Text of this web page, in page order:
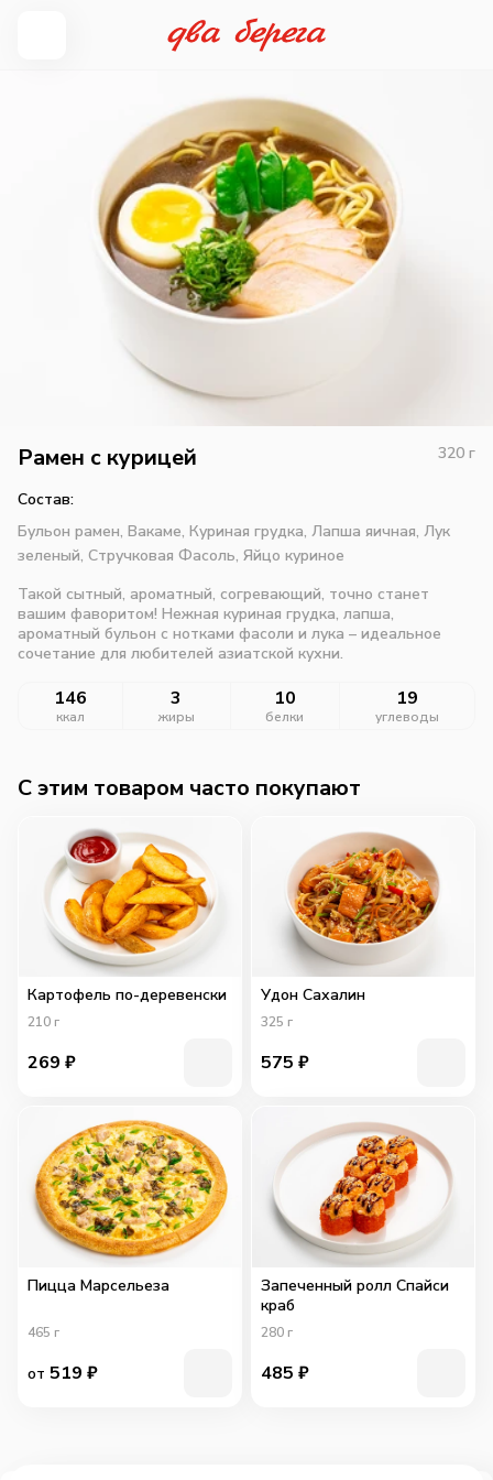
Рамен с курицей 320 г
Состав:
Бульон рамен, Вакаме, Куриная грудка, Лапша яичная, Лук
зеленый, Стручковая Фасоль, Яйцо куриное
Такой сытный, ароматный, согревающий, точно станет
вашим фаворитом! Нежная куриная грудка, лапша,
ароматный бульон с нотками фасоли и лука – идеальное
сочетание для любителей азиатской кухни.
146
ккал
3
жиры
10
белки
19
углеводы
C этим товаром часто покупают
Картофель по-деревенски
210 г
269 ₽
Удон Сахалин
325 г
575 ₽
Пицца Марсельеза
465 г
от 519 ₽
Запеченный ролл Спайси
краб
280 г
485 ₽